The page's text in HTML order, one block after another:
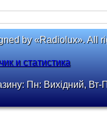
by «Radiolux». All
Пн: Вихідний,